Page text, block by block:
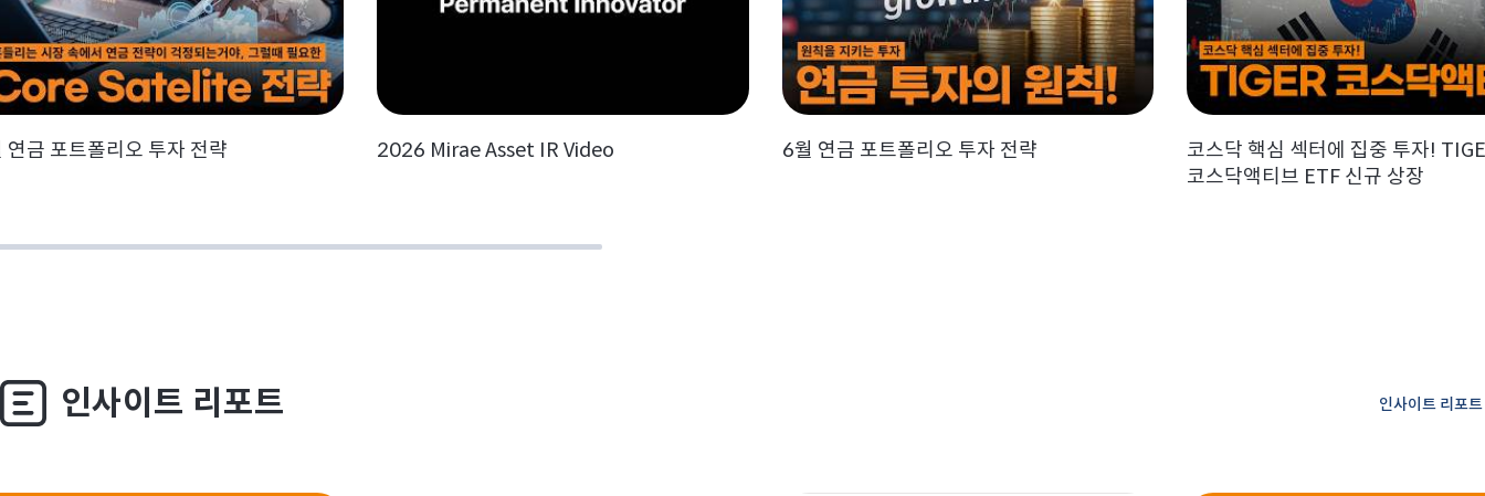
연금 포트폴리오 투자 전략 2026 Mirae Asset IR Video 6월 연금 포트폴리오 투자 전략
코스닥 핵심 섹터에 집중 투자!
코스닥액티브 ETF 신규 상장
인사이트 리포트 인사이트 리포